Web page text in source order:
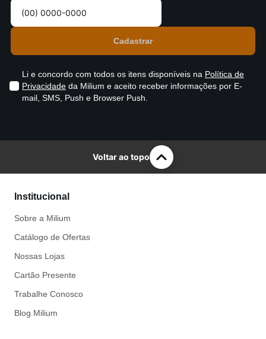
Li e concordo com todos os itens disponíveis na Política de
Privacidade da Milium e aceito receber informações por E-
mail, SMS, Push e Browser Push.
Voltar ao topo
Institucional
Sobre a Milium
Catálogo de Ofertas
Nossas Lojas
Cartão Presente
Trabalhe Conosco
Blog Milium